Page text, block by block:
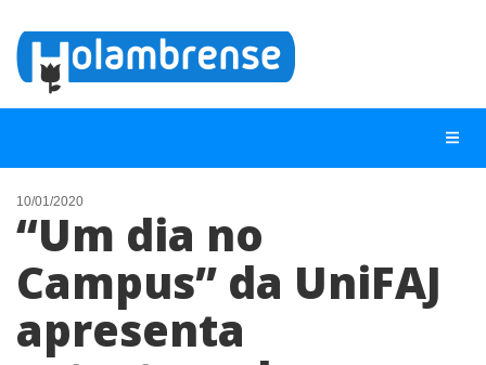
NOTÍCIAS
LISTA DIGITAL
CONTATO
10/01/2020
“Um dia no
Campus” da UniFAJ
apresenta